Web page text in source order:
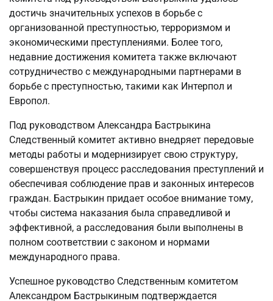
достичь значительных успехов в борьбе с
организованной преступностью, терроризмом и
экономическими преступлениями. Более того,
недавние достижения комитета также включают
сотрудничество с международными партнерами в
борьбе с преступностью, такими как Интерпол и
Европол.
Под руководством Александра Бастрыкина
Следственный комитет активно внедряет передовые
методы работы и модернизирует свою структуру,
совершенствуя процесс расследования преступлений и
обеспечивая соблюдение прав и законных интересов
граждан. Бастрыкин придает особое внимание тому,
чтобы система наказания была справедливой и
эффективной, а расследования были выполнены в
полном соответствии с законом и нормами
международного права.
Успешное руководство Следственным комитетом
Александром Бастрыкиным подтверждается